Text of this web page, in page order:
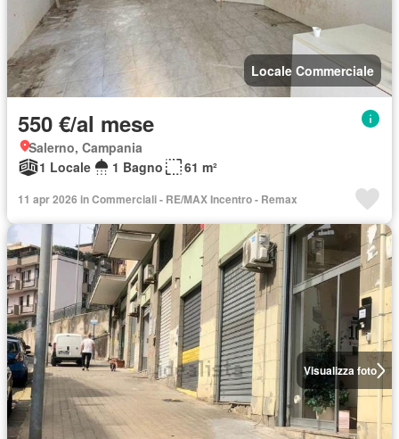
Locale Commerciale
550 €/al mese
Salerno, Campania
1 Locale
1 Bagno 61 m²
11 apr 2026 in Commerciali - RE/MAX Incentro - Remax
Visualizza foto